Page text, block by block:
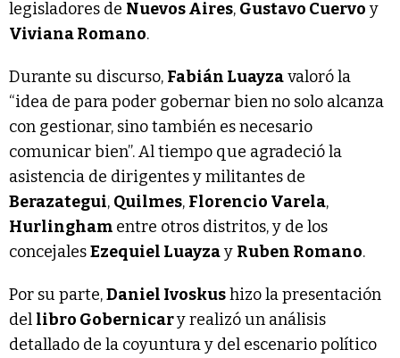
legisladores de Nuevos Aires, Gustavo Cuervo y
Viviana Romano.
Durante su discurso, Fabián Luayzavaloró la
“idea de para poder gobernar bien no solo alcanza
con gestionar, sino también es necesario
comunicar bien”. Al tiempo que agradeció la
asistencia de dirigentes y militantes de
Berazategui, Quilmes, Florencio Varela,
Hurlingham entre otros distritos, y de los
concejalesEzequiel Luayzay Ruben Romano.
Por su parte,Daniel Ivoskushizo la presentación
del libro Gobernicary realizó un análisis
detallado de la coyuntura y del escenario político